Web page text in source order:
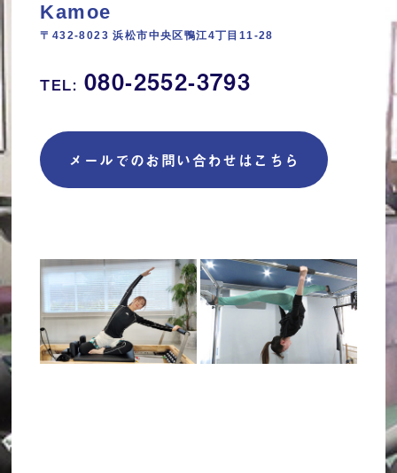
Kamoe
〒432-8023 浜松市中央区鴨江4丁目11‐28
TEL: 080-2552-3793
メールでのお問い合わせはこちら